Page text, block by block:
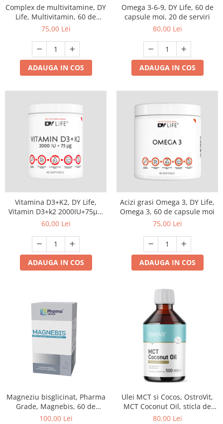
Complex de multivitamine, DY
Life, Multivitamin, 60 de
capsule moi
75,00 Lei
ADAUGA IN COS
Omega 3-6-9, DY Life, 60 de
capsule moi, 20 de serviri
80,00 Lei
ADAUGA IN COS
Vitamina D3+K2, DY Life,
Vitamin D3+k2 2000IU+75µg,
60 de capsule moi
60,00 Lei
ADAUGA IN COS
Acizi grasi Omega 3, DY Life,
Omega 3, 60 de capsule moi
75,00 Lei
ADAUGA IN COS
Magneziu bisglicinat, Pharma
Grade, Magnebis, 60 de
capsule
100,00 Lei
Ulei MCT si Cocos, OstroVit,
MCT Coconut Oil, sticla de
500ml
80,00 Lei